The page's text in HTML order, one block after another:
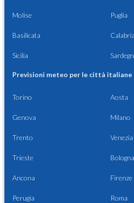
Molise Puglia
Basilicata Calabria
Sicilia
Previsioni meteo per le città italiane
Torino Aosta
Genova Milano
Trento Venezia
Trieste Bologna
Ancona Firenze
Perugia Roma